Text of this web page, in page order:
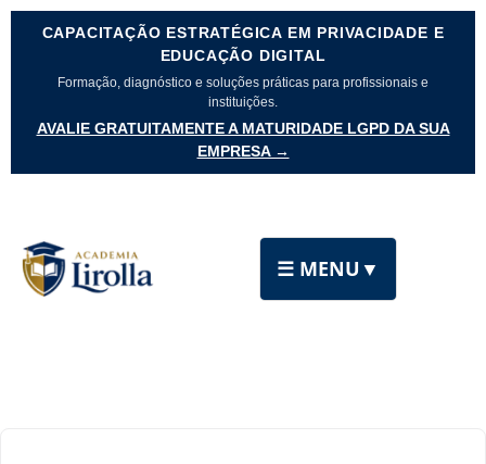
CAPACITAÇÃO ESTRATÉGICA EM PRIVACIDADE E
EDUCAÇÃO DIGITAL
Formação, diagnóstico e soluções práticas para profissionais e
instituições.
AVALIE GRATUITAMENTE A MATURIDADE LGPD DA SUA
EMPRESA →
☰ MENU ▼